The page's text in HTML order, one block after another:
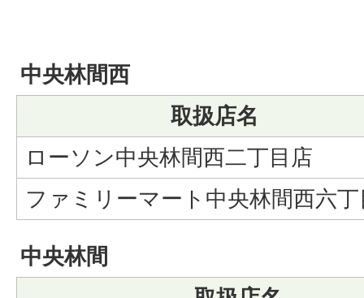
中央林間西
取扱店名
ローソン中央林間西二丁目店
ファミリーマート中央林間西六
中央林間